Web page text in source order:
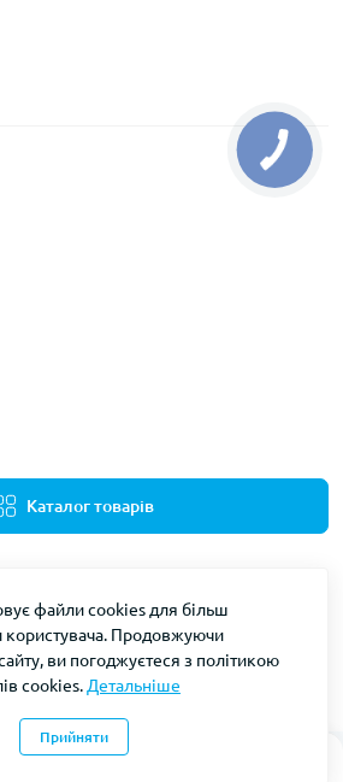
0
Каталог товарів
Gidravliks © 2026
файли cookies для більш
користувача. Продовжуючи
ви погоджуєтеся з політикою
cookies. Детальніше
Прийняти